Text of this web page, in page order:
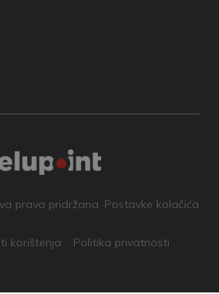
prava pridržana ·Postavke kolačića
korištenja Politika privatnosti